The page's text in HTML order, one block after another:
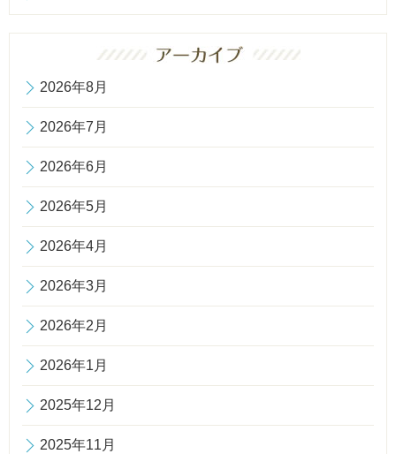
2026年8月
2026年7月
2026年6月
2026年5月
2026年4月
2026年3月
2026年2月
2026年1月
2025年12月
2025年11月